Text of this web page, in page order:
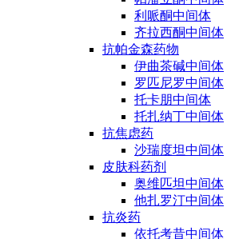
利哌酮中间体
齐拉西酮中间体
抗帕金森药物
伊曲茶碱中间体
罗匹尼罗中间体
托卡朋中间体
托扎纳丁中间体
抗焦虑药
沙瑞度坦中间体
皮肤科药剂
奥维匹坦中间体
他扎罗汀中间体
抗炎药
依托考昔中间体